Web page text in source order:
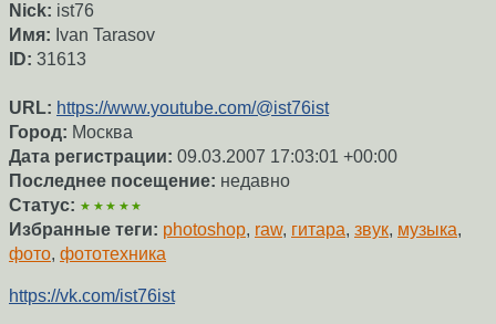
Nick: ist76
Имя: Ivan Tarasov
ID: 31613
URL: https://www.youtube.com/@ist76ist
Город: Москва
Дата регистрации: 09.03.2007 17:03:01 +00:00
Последнее посещение: недавно
Статус: ★★★★★
Избранные теги: photoshop, raw, гитара, звук, музыка,
фото, фототехника
https://vk.com/ist76ist